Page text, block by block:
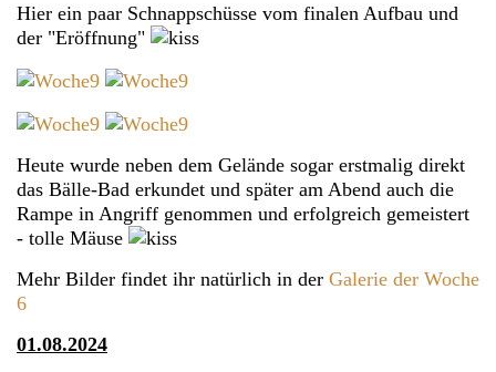
Hier ein paar Schnappschüsse vom finalen Aufbau und
der "Eröffnung"
Heute wurde neben dem Gelände sogar erstmalig direkt
das Bälle-Bad erkundet und später am Abend auch die
Rampe in Angriff genommen und erfolgreich gemeistert
- tolle Mäuse
Mehr Bilder findet ihr natürlich in der Galerie der Woche
6
01.08.2024